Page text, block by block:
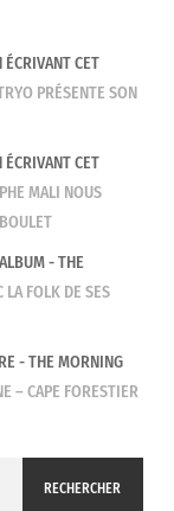
CET
PRÉSENTE SON
CET
MALI NOUS
- THE
LA FOLK DE SES
- THE MORNING
– CAPE FORESTIER